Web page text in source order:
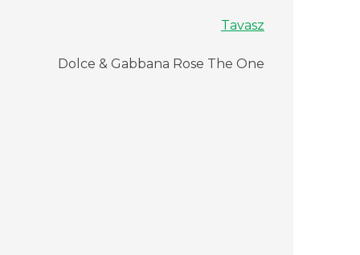
Tavasz
Dolce & Gabbana Rose The One